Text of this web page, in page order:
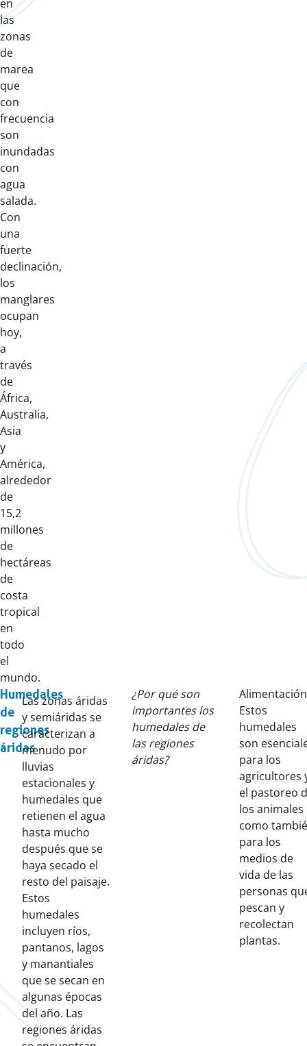
en
las
zonas
de
marea
que
con
frecuencia
son
inundadas
con
agua
salada.
Con
una
fuerte
declinación,
los
manglares
ocupan
hoy,
a
través
de
África,
Australia,
Asia
y
América,
alrededor
de
15,2
millones
de
hectáreas
de
costa
tropical
en
todo
el
mundo.
Humedales
de
regiones
áridas
Las zonas áridas
y semiáridas se
caracterizan a
menudo por
lluvias
estacionales y
humedales que
retienen el agua
hasta mucho
después que se
haya secado el
resto del paisaje.
Estos
humedales
incluyen ríos,
pantanos, lagos
y manantiales
que se secan en
algunas épocas
del año. Las
regiones áridas
¿Por qué son
importantes los
humedales de
las regiones
áridas?
Estos
humedales
son
para los
agricultores
el pastoreo
los animales
como
para los
medios de
vida de las
personas
pescan y
recolectan
plantas.